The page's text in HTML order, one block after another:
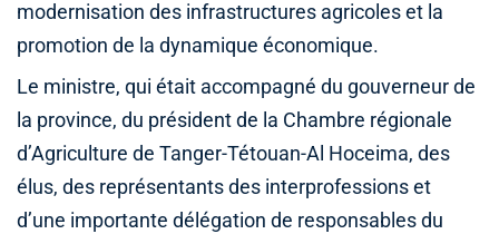
modernisation des infrastructures agricoles et la
promotion de la dynamique économique.
Le ministre, qui était accompagné du gouverneur de
la province, du président de la Chambre régionale
d’Agriculture de Tanger-Tétouan-Al Hoceima, des
élus, des représentants des interprofessions et
d’une importante délégation de responsables du